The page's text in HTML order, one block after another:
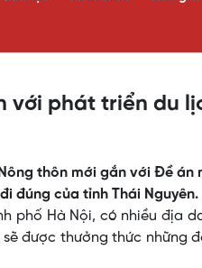
với phát triển du
thôn mới gắn với Đề án
đúng của tỉnh Thái Nguyên.
phố Hà Nội, có nhiều địa
được thưởng thức những